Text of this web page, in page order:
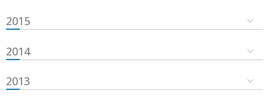
2015
2014
2013